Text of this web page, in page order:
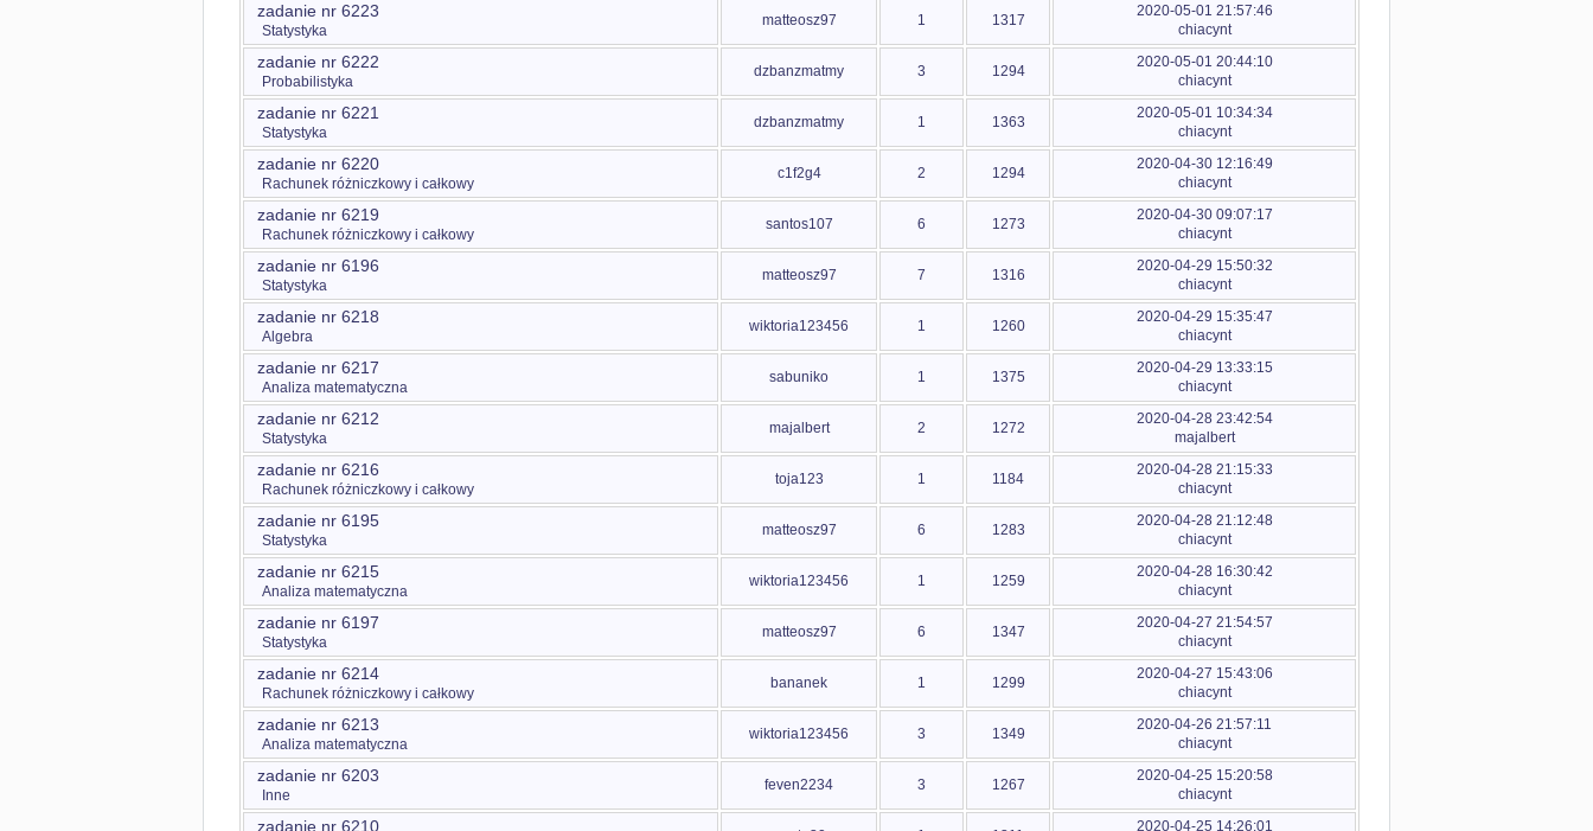
zadanie nr 6223
Statystyka
matteosz97 1 1317
2020-05-01 21:57:46
chiacynt
zadanie nr 6222
Probabilistyka
dzbanzmatmy 3 1294
2020-05-01 20:44:10
chiacynt
zadanie nr 6221
Statystyka
dzbanzmatmy 1 1363
2020-05-01 10:34:34
chiacynt
zadanie nr 6220
Rachunek różniczkowy i całkowy
c1f2g4 2 1294
2020-04-30 12:16:49
chiacynt
zadanie nr 6219
Rachunek różniczkowy i całkowy
santos107 6 1273
2020-04-30 09:07:17
chiacynt
zadanie nr 6196
Statystyka
matteosz97 7 1316
2020-04-29 15:50:32
chiacynt
zadanie nr 6218
Algebra
wiktoria123456 1 1260
2020-04-29 15:35:47
chiacynt
zadanie nr 6217
Analiza matematyczna
sabuniko 1 1375
2020-04-29 13:33:15
chiacynt
zadanie nr 6212
Statystyka
majalbert 2 1272
2020-04-28 23:42:54
majalbert
zadanie nr 6216
Rachunek różniczkowy i całkowy
toja123 1 1184
2020-04-28 21:15:33
chiacynt
zadanie nr 6195
Statystyka
matteosz97 6 1283
2020-04-28 21:12:48
chiacynt
zadanie nr 6215
Analiza matematyczna
wiktoria123456 1 1259
2020-04-28 16:30:42
chiacynt
zadanie nr 6197
Statystyka
matteosz97 6 1347
2020-04-27 21:54:57
chiacynt
zadanie nr 6214
Rachunek różniczkowy i całkowy
bananek 1 1299
2020-04-27 15:43:06
chiacynt
zadanie nr 6213
Analiza matematyczna
wiktoria123456 3 1349
2020-04-26 21:57:11
chiacynt
zadanie nr 6203
Inne
feven2234 3 1267
2020-04-25 15:20:58
chiacynt
zadanie nr 6210
2020-04-25 14:26:01